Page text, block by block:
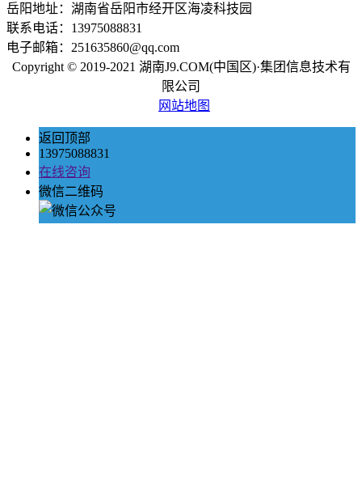
岳阳地址：湖南省岳阳市经开区海凌科技园
联系电话：13975088831
电子邮箱：251635860@qq.com
Copyright © 2019-2021 湖南J9.COM(中国区)·集团信息技术有
限公司
网站地图
返回顶部
13975088831
在线咨询
微信二维码